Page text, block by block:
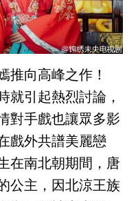
推向高峰之作！
就引起熱烈討論，
對手戲也讓眾多影
戲外共譜美麗戀
在南北朝期間，唐
公主，因北涼王族